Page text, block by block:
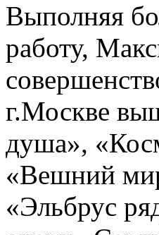
Выполняя
работу,
г.Москве
душа»,
«Вешний
«Эльбрус